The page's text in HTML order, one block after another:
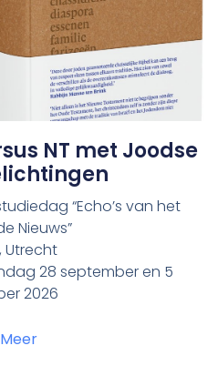
NT met Joodse
“Echo’s van het
Nieuws”
Utrecht
28 september en 5
2026